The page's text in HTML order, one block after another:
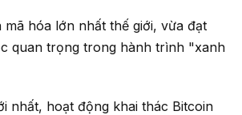
mã hóa lớn nhất thế giới, vừa đạt
quan trọng trong hành trình "xanh
nhất, hoạt động khai thác Bitcoin